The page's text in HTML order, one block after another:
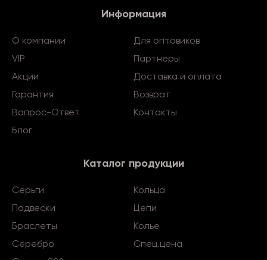
Информация
О компании
Для оптовиков
VIP
Партнеры
Акции
Доставка и оплата
Гарантия
Возврат
Вопрос-Ответ
Контакты
Блог
Каталог продукции
Серьги
Кольца
Подвески
Цепи
Браслеты
Колье
Серебро
Спец.цена